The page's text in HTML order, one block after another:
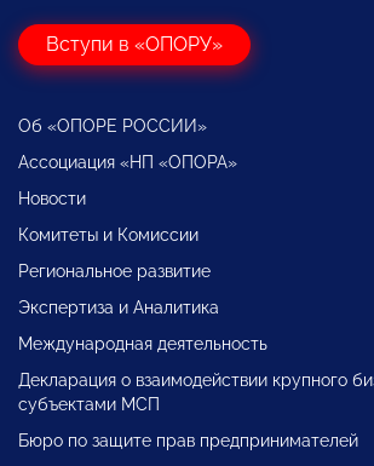
Вступи в «ОПОРУ»
Об «ОПОРЕ РОССИИ»
Ассоциация «НП «ОПОРА»
Новости
Комитеты и Комиссии
Региональное развитие
Экспертиза и Аналитика
Международная деятельность
Декларация о взаимодействии крупного
субъектами МСП
Бюро по защите прав предпринимателей